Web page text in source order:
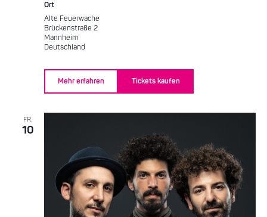
Ort
Alte Feuerwache
Brückenstraße 2
Mannheim
Deutschland
Mehr erfahren Tickets kaufen
FR.
10